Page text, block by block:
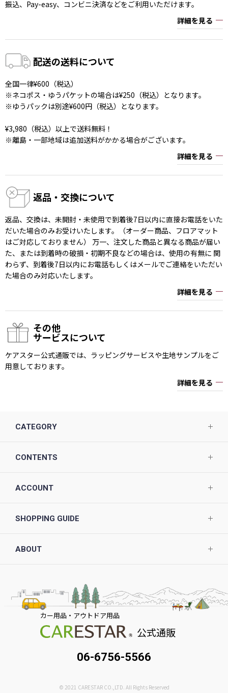
振込、Pay-easy、コンビニ決済などをご利用いただけます。
詳細を見る
配送の送料について
全国一律¥600（税込）
※ネコポス・ゆうパケットの場合は¥250（税込）となります。
※ゆうパックは別途¥600円（税込）となります。
¥3,980（税込）以上で送料無料！
※離島・一部地域は追加送料がかかる場合がございます。
詳細を見る
返品・交換について
返品、交換は、未開封・未使用で到着後7日以内に直接お電話をいた
だいた場合のみお受けいたします。（オーダー商品、フロアマット
はご対応しておりません） 万一、注文した商品と異なる商品が届い
た、または到着時の破損・初期不良などの場合は、使用の有無に 関
わらず、到着後7日以内にお電話もしくはメールでご連絡をいただい
た場合のみ対応いたします。
詳細を見る
その他
サービスについて
ケアスター公式通販では、ラッピングサービスや生地サンプルをご
用意しております。
詳細を見る
CATEGORY
CONTENTS
ACCOUNT
SHOPPING GUIDE
ABOUT
カー用品・アウトドア用品
公式通販
06-6756-5566
© 2021 CARESTAR CO.,LTD. All Rights Reserved